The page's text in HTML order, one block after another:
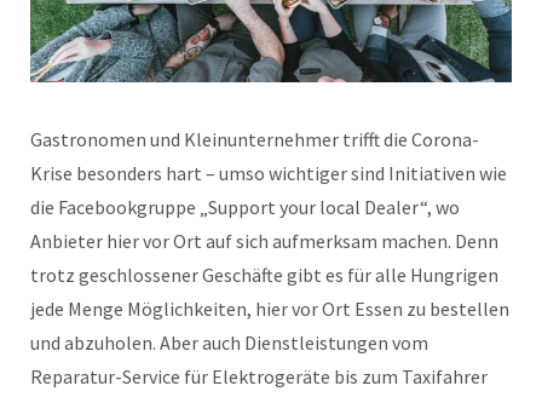
Gastronomen und Kleinunternehmer trifft die Corona-
Krise besonders hart – umso wichtiger sind Initiativen wie
die Facebookgruppe „Support your local Dealer“, wo
Anbieter hier vor Ort auf sich aufmerksam machen. Denn
trotz geschlossener Geschäfte gibt es für alle Hungrigen
jede Menge Möglichkeiten, hier vor Ort Essen zu bestellen
und abzuholen. Aber auch Dienstleistungen vom
Reparatur-Service für Elektrogeräte bis zum Taxifahrer